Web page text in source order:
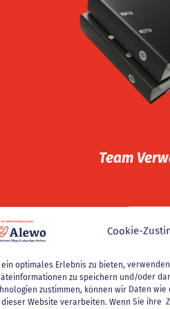
Cookie-
ein optimales Erlebnis zu bieten,
zu speichern und/oder
zustimmen, können wir Daten
Website verarbeiten. Wenn Sie ihre
Team
Team
Wir sind ein
und
Fragestellungen